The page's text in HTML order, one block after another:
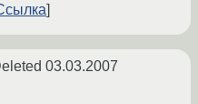
03.03.2007